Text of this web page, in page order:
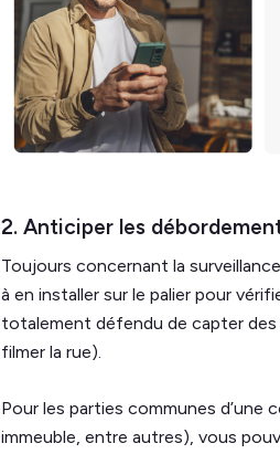
2. Anticiper les
Toujours concernant la
à en installer sur le palier pour
totalement défendu de capter des
filmer la rue).
Pour les parties communes d’une
immeuble, entre autres), vous